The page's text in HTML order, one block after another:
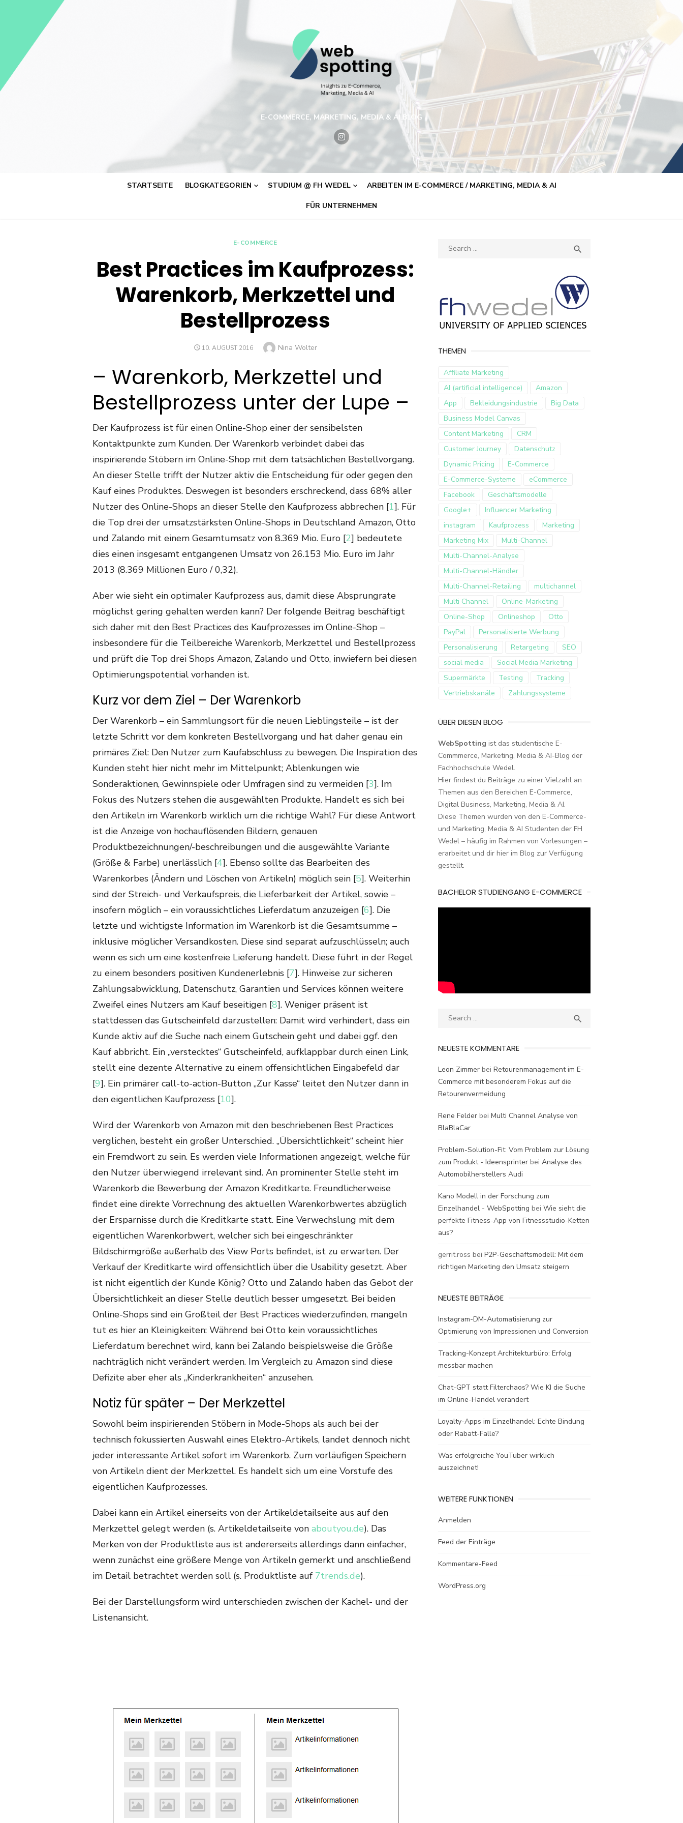
E-COMMERCE, MARKETING, MEDIA & AI BLOG
STARTSEITE BLOGKATEGORIEN STUDIUM @ FH WEDEL ARBEITEN IM E-COMMERCE / MARKETING, MEDIA & AI
FÜR UNTERNEHMEN
E-COMMERCE
Best Practices im Kaufprozess:
Warenkorb, Merkzettel und
Bestellprozess
POSTED
10. AUGUST 2016 Author
Nina Wolter
– Warenkorb, Merkzettel und
Bestellprozess unter der Lupe –
Der Kaufprozess ist für einen Online-Shop einer der sensibelsten
Kontaktpunkte zum Kunden. Der Warenkorb verbindet dabei das
inspirierende Stöbern im Online-Shop mit dem tatsächlichen Bestellvorgang.
An dieser Stelle trifft der Nutzer aktiv die Entscheidung für oder gegen den
Kauf eines Produktes. Deswegen ist besonders erschreckend, dass 68% aller
Nutzer des Online-Shops an dieser Stelle den Kaufprozess abbrechen [1]. Für
die Top drei der umsatzstärksten Online-Shops in Deutschland Amazon, Otto
und Zalando mit einem Gesamtumsatz von 8.369 Mio. Euro [2] bedeutete
dies einen insgesamt entgangenen Umsatz von 26.153 Mio. Euro im Jahr
2013 (8.369 Millionen Euro / 0,32).
Aber wie sieht ein optimaler Kaufprozess aus, damit diese Absprungrate
möglichst gering gehalten werden kann? Der folgende Beitrag beschäftigt
sich daher mit den Best Practices des Kaufprozesses im Online-Shop –
insbesondere für die Teilbereiche Warenkorb, Merkzettel und Bestellprozess
und prüft die Top drei Shops Amazon, Zalando und Otto, inwiefern bei diesen
Optimierungspotential vorhanden ist.
Kurz vor dem Ziel – Der Warenkorb
Der Warenkorb – ein Sammlungsort für die neuen Lieblingsteile – ist der
letzte Schritt vor dem konkreten Bestellvorgang und hat daher genau ein
primäres Ziel: Den Nutzer zum Kaufabschluss zu bewegen. Die Inspiration des
Kunden steht hier nicht mehr im Mittelpunkt; Ablenkungen wie
Sonderaktionen, Gewinnspiele oder Umfragen sind zu vermeiden [3]. Im
Fokus des Nutzers stehen die ausgewählten Produkte. Handelt es sich bei
den Artikeln im Warenkorb wirklich um die richtige Wahl? Für diese Antwort
ist die Anzeige von hochauflösenden Bildern, genauen
Produktbezeichnungen/-beschreibungen und die ausgewählte Variante
(Größe & Farbe) unerlässlich [4]. Ebenso sollte das Bearbeiten des
Warenkorbes (Ändern und Löschen von Artikeln) möglich sein [5]. Weiterhin
sind der Streich- und Verkaufspreis, die Lieferbarkeit der Artikel, sowie –
insofern möglich – ein voraussichtliches Lieferdatum anzuzeigen [6]. Die
letzte und wichtigste Information im Warenkorb ist die Gesamtsumme –
inklusive möglicher Versandkosten. Diese sind separat aufzuschlüsseln; auch
wenn es sich um eine kostenfreie Lieferung handelt. Diese führt in der Regel
zu einem besonders positiven Kundenerlebnis [7]. Hinweise zur sicheren
Zahlungsabwicklung, Datenschutz, Garantien und Services können weitere
Zweifel eines Nutzers am Kauf beseitigen [8]. Weniger präsent ist
stattdessen das Gutscheinfeld darzustellen: Damit wird verhindert, dass ein
Kunde aktiv auf die Suche nach einem Gutschein geht und dabei ggf. den
Kauf abbricht. Ein „verstecktes“ Gutscheinfeld, aufklappbar durch einen Link,
stellt eine dezente Alternative zu einem offensichtlichen Eingabefeld dar
[9]. Ein primärer call-to-action-Button „Zur Kasse“ leitet den Nutzer dann in
den eigentlichen Kaufprozess [10].
Wird der Warenkorb von Amazon mit den beschriebenen Best Practices
verglichen, besteht ein großer Unterschied. „Übersichtlichkeit“ scheint hier
ein Fremdwort zu sein. Es werden viele Informationen angezeigt, welche für
den Nutzer überwiegend irrelevant sind. An prominenter Stelle steht im
Warenkorb die Bewerbung der Amazon Kreditkarte. Freundlicherweise
findet eine direkte Vorrechnung des aktuellen Warenkorbwertes abzüglich
der Ersparnisse durch die Kreditkarte statt. Eine Verwechslung mit dem
eigentlichen Warenkorbwert, welcher sich bei eingeschränkter
Bildschirmgröße außerhalb des View Ports befindet, ist zu erwarten. Der
Verkauf der Kreditkarte wird offensichtlich über die Usability gesetzt. Aber
ist nicht eigentlich der Kunde König? Otto und Zalando haben das Gebot der
Übersichtlichkeit an dieser Stelle deutlich besser umgesetzt. Bei beiden
Online-Shops sind ein Großteil der Best Practices wiederzufinden, mangeln
tut es hier an Kleinigkeiten: Während bei Otto kein voraussichtliches
Lieferdatum berechnet wird, kann bei Zalando beispielsweise die Größe
nachträglich nicht verändert werden. Im Vergleich zu Amazon sind diese
Defizite aber eher als „Kinderkrankheiten“ anzusehen.
Notiz für später – Der Merkzettel
Sowohl beim inspirierenden Stöbern in Mode-Shops als auch bei der
technisch fokussierten Auswahl eines Elektro-Artikels, landet dennoch nicht
jeder interessante Artikel sofort im Warenkorb. Zum vorläufigen Speichern
von Artikeln dient der Merkzettel. Es handelt sich um eine Vorstufe des
eigentlichen Kaufprozesses.
Dabei kann ein Artikel einerseits von der Artikeldetailseite aus auf den
Merkzettel gelegt werden (s. Artikeldetailseite von aboutyou.de). Das
Merken von der Produktliste aus ist andererseits allerdings dann einfacher,
wenn zunächst eine größere Menge von Artikeln gemerkt und anschließend
im Detail betrachtet werden soll (s. Produktliste auf 7trends.de).
Bei der Darstellungsform wird unterschieden zwischen der Kachel- und der
Listenansicht.
Search

THEMEN
Affiliate Marketing
AI (artificial intelligence)
Amazon
App
Bekleidungsindustrie
Big Data
Business Model Canvas
Content Marketing
CRM
Customer Journey
Datenschutz
Dynamic Pricing
E-Commerce
E-Commerce-Systeme
eCommerce
Facebook
Geschäftsmodelle
Google+
Influencer Marketing
instagram
Kaufprozess
Marketing
Marketing Mix
Multi-Channel
Multi-Channel-Analyse
Multi-Channel-Händler
Multi-Channel-Retailing
multichannel
Multi Channel
Online-Marketing
Online-Shop
Onlineshop
Otto
PayPal
Personalisierte Werbung
Personalisierung
Retargeting
SEO
social media
Social Media Marketing
Supermärkte
Testing
Tracking
Vertriebskanäle
Zahlungssysteme
ÜBER DIESEN BLOG
WebSpotting ist das studentische E-
Commmerce, Marketing, Media & AI-Blog der
Fachhochschule Wedel.
Hier findest du Beiträge zu einer Vielzahl an
Themen aus den Bereichen E-Commerce,
Digital Business, Marketing, Media & AI.
Diese Themen wurden von den E-Commerce-
und Marketing, Media & AI Studenten der FH
Wedel – häufig im Rahmen von Vorlesungen –
erarbeitet und dir hier im Blog zur Verfügung
gestellt.
BACHELOR STUDIENGANG E-COMMERCE
Search

NEUESTE KOMMENTARE
Leon Zimmer bei Retourenmanagement im E-
Commerce mit besonderem Fokus auf die
Retourenvermeidung
Rene Felder bei Multi Channel Analyse von
BlaBlaCar
Problem-Solution-Fit: Vom Problem zur Lösung
zum Produkt - Ideensprinter bei Analyse des
Automobilherstellers Audi
Kano Modell in der Forschung zum
Einzelhandel - WebSpotting bei Wie sieht die
perfekte Fitness-App von Fitnessstudio-Ketten
aus?
gerrit.ross bei P2P-Geschäftsmodell: Mit dem
richtigen Marketing den Umsatz steigern
NEUESTE BEITRÄGE
Instagram-DM-Automatisierung zur
Optimierung von Impressionen und Conversion
Tracking-Konzept Architekturbüro: Erfolg
messbar machen
Chat-GPT statt Filterchaos? Wie KI die Suche
im Online-Handel verändert
Loyalty-Apps im Einzelhandel: Echte Bindung
oder Rabatt-Falle?
Was erfolgreiche YouTuber wirklich
auszeichnet!
WEITERE FUNKTIONEN
Anmelden
Feed der Einträge
Kommentare-Feed
WordPress.org